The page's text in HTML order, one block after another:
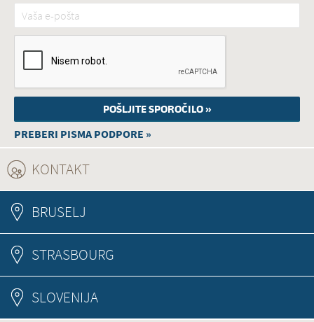
Vaša e-pošta*
PREBERI PISMA PODPORE »
KONTAKT
BRUSELJ
STRASBOURG
SLOVENIJA